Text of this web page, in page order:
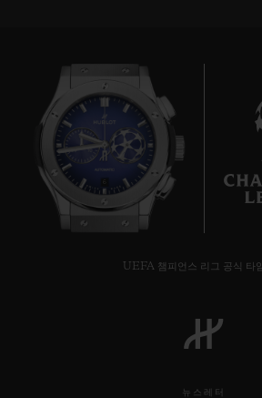
UEFA 챔피언스 리그 공식 타
뉴스레터